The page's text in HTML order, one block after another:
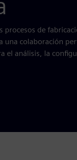
de
colaboración
el análisis, la